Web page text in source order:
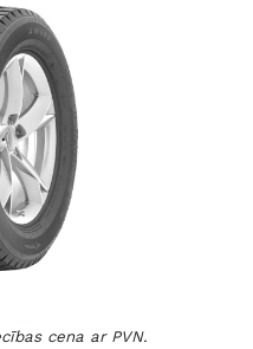
cena ar PVN.